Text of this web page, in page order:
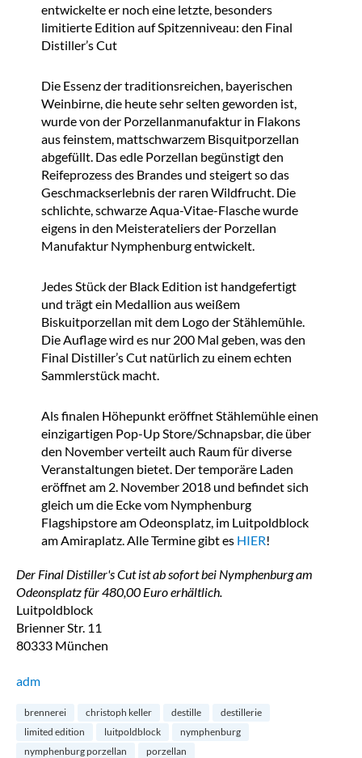
entwickelte er noch eine letzte, besonders
limitierte Edition auf Spitzenniveau: den Final
Distiller’s Cut
Die Essenz der traditionsreichen, bayerischen
Weinbirne, die heute sehr selten geworden ist,
wurde von der Porzellanmanufaktur in Flakons
aus feinstem, mattschwarzem Bisquitporzellan
abgefüllt. Das edle Porzellan begünstigt den
Reifeprozess des Brandes und steigert so das
Geschmackserlebnis der raren Wildfrucht. Die
schlichte, schwarze Aqua-Vitae-Flasche wurde
eigens in den Meisterateliers der Porzellan
Manufaktur Nymphenburg entwickelt.
Jedes Stück der Black Edition ist handgefertigt
und trägt ein Medallion aus weißem
Biskuitporzellan mit dem Logo der Stählemühle.
Die Auflage wird es nur 200 Mal geben, was den
Final Distiller’s Cut natürlich zu einem echten
Sammlerstück macht.
Als finalen Höhepunkt eröffnet Stählemühle einen
einzigartigen Pop-Up Store/Schnapsbar, die über
den November verteilt auch Raum für diverse
Veranstaltungen bietet. Der temporäre Laden
eröffnet am 2. November 2018 und befindet sich
gleich um die Ecke vom Nymphenburg
Flagshipstore am Odeonsplatz, im Luitpoldblock
am Amiraplatz. Alle Termine gibt es HIER!
Der Final Distiller's Cut ist ab sofort bei Nymphenburg am
Odeonsplatz für 480,00 Euro erhältlich.
Luitpoldblock
Brienner Str. 11
80333 München
adm
brennerei christoph keller destille
destillerie
limited edition
luitpoldblock
nymphenburg
nymphenburg porzellan
porzellan